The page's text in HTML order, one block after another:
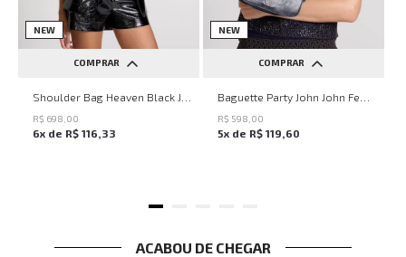
NEW
COMPRAR
UN
R$ 698 00
6x de R$ 116 33
NEW
COMPRAR
UN
R$ 598 00
5x de R$ 119 60
ACABOU DE CHEGAR